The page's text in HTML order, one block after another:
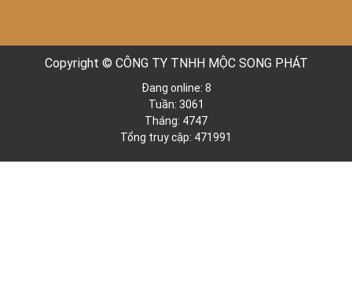
Copyright © CÔNG TY TNHH MỘC SONG PHÁT
Đang online: 8
Tuần: 3061
Tháng: 4747
Tổng truy cập: 471991